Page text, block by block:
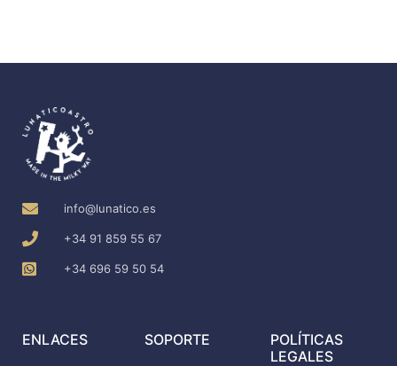
info@lunatico.es
+34 91 859 55 67
+34 696 59 50 54
ENLACES SOPORTE
POLÍTICAS
LEGALES